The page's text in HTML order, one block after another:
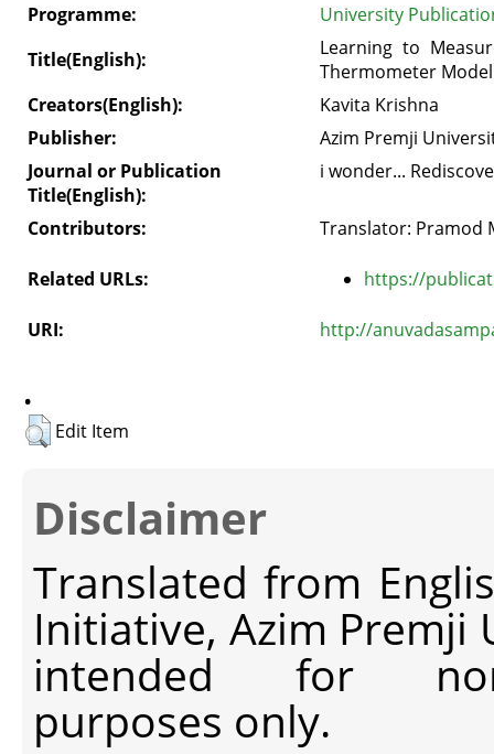
Programme:
University
Title(English):
Learning to
Thermometer Model
Creators(English):
Kavita Krishna
Publisher:
Azim Premji
Journal or Publication
Title(English):
i wonder...
Contributors: Translator: Pramod
Related URLs: https://
URI: http://
.
Edit Item
Disclaimer
Translated from
Initiative, Azim Premji
intended for non-
purposes only.